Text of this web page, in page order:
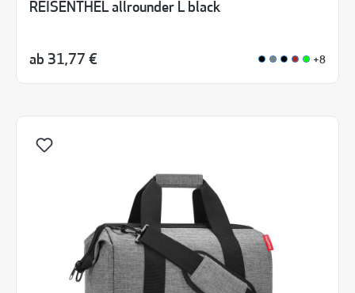
REISENTHEL allrounder L black
ab 31,77 € +8